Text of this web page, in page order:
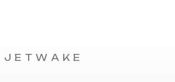
JETWAKE